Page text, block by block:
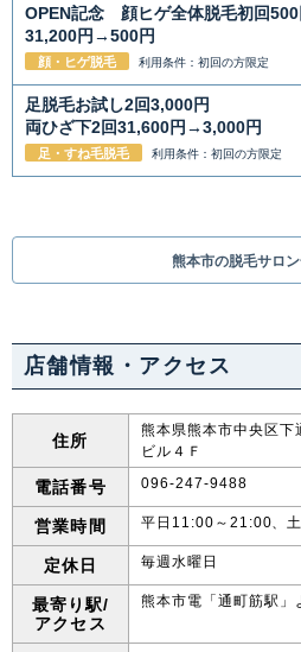
OPEN記念 顔ヒゲ全体脱毛初回500
31,200円→500円
顔・ヒゲ脱毛 利用条件：初回の方限定
足脱毛お試し2回3,000円
両ひざ下2回31,600円→3,000円
足・すね毛脱毛 利用条件：初回の方限定
熊本市の脱毛サロ
店舗情報・アクセス
住所
熊本県熊本市中央区
ビル４Ｆ
電話番号 096-247-9488
営業時間 平日11:00～21:00、
定休日 毎週水曜日
最寄り駅/
アクセス
熊本市電「通町筋駅」